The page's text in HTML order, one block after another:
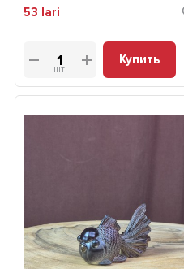
53 lari
шт.
Купить